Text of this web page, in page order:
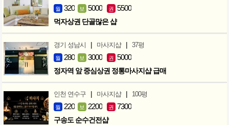
월 320 보 5000 권 5500
먹자상권 단골많은 샵
경기 성남시 | 마사지샵 | 37평
월 280 보 3000 권 5000
정자역 앞 중심상권 정통마사지샵 급매
인천 연수구 | 마사지샵 | 100평
월 220 보 2200 권 7300
구송도 순수건전샵